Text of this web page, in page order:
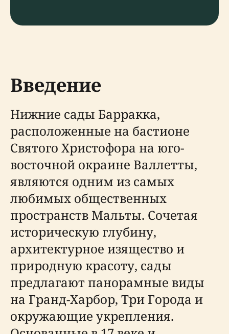
Введение
Нижние сады Барракка,
расположенные на бастионе
Святого Христофора на юго-
восточной окраине Валлетты,
являются одним из самых
любимых общественных
пространств Мальты. Сочетая
историческую глубину,
архитектурное изящество и
природную красоту, сады
предлагают панорамные виды
на Гранд-Харбор, Три Города и
окружающие укрепления.